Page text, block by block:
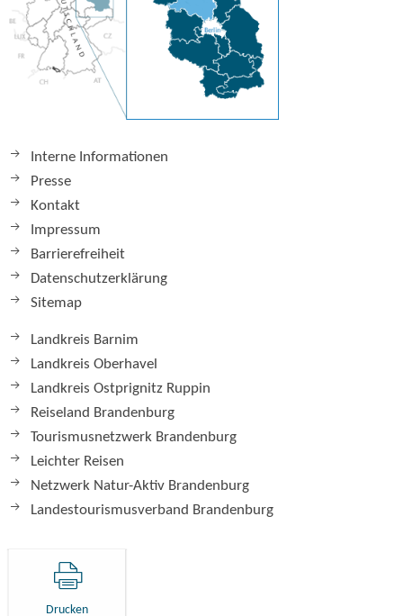
Interne Informationen
Presse
Kontakt
Impressum
Barrierefreiheit
Datenschutzerklärung
Sitemap
Landkreis Barnim
Landkreis Oberhavel
Landkreis Ostprignitz Ruppin
Reiseland Brandenburg
Tourismusnetzwerk Brandenburg
Leichter Reisen
Netzwerk Natur-Aktiv Brandenburg
Landestourismusverband Brandenburg
Drucken